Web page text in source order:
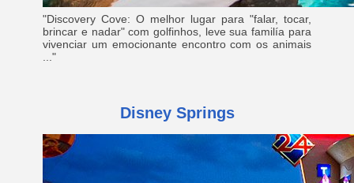
"Discovery Cove: O melhor lugar para "falar, tocar,
brincar e nadar" com golfinhos, leve sua familía para
vivenciar um emocionante encontro com os animais
..."
Disney Springs